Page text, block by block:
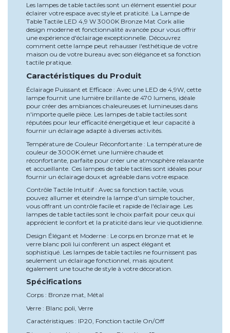
Les lampes de table tactiles sont un élément essentiel pour
éclairer votre espace avec style et praticité. La Lampe de
Table Tactile LED 4,9 W 3000K Bronze Mat Cork allie
design moderne et fonctionnalité avancée pour vous offrir
une expérience d'éclairage exceptionnelle. Découvrez
comment cette lampe peut rehausser l'esthétique de votre
maison ou de votre bureau avec son élégance et sa fonction
tactile pratique.
Caractéristiques du Produit
Éclairage Puissant et Efficace : Avec une LED de 4,9W, cette
lampe fournit une lumière brillante de 470 lumens, idéale
pour créer des ambiances chaleureuses et lumineuses dans
n'importe quelle pièce. Les lampes de table tactiles sont
réputées pour leur efficacité énergétique et leur capacité à
fournir un éclairage adapté à diverses activités.
Température de Couleur Réconfortante : La température de
couleur de 3000K émet une lumière chaude et
réconfortante, parfaite pour créer une atmosphère relaxante
et accueillante. Ces lampes de table tactiles sont idéales pour
fournir un éclairage doux et agréable dans votre espace.
Contrôle Tactile Intuitif : Avec sa fonction tactile, vous
pouvez allumer et éteindre la lampe d'un simple toucher,
vous offrant un contrôle facile et rapide de l'éclairage. Les
lampes de table tactiles sont le choix parfait pour ceux qui
apprécient le confort et la praticité dans leur vie quotidienne.
Design Élégant et Moderne : Le corps en bronze mat et le
verre blanc poli lui confèrent un aspect élégant et
sophistiqué. Les lampes de table tactiles ne fournissent pas
seulement un éclairage fonctionnel, mais ajoutent
également une touche de style à votre décoration.
Spécifications
Corps : Bronze mat, Métal
Verre : Blanc poli, Verre
Caractéristiques : IP20, Fonction tactile On/Off